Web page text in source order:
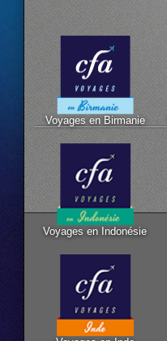
Voyages en Birmanie
Voyages en Indonésie